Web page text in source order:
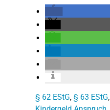
§ 62 EStG, § 63 EStG,